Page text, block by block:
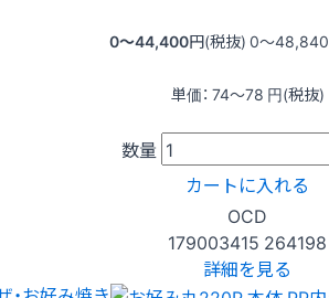
0〜44,400円(税抜) 0〜48,840
単価： 74〜78 円(税抜)
数量
カートに入れる
OCD
179003415 264198
詳細を見る